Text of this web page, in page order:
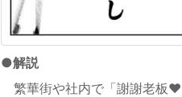
●解説
繁華街や社内で「謝謝老板♥